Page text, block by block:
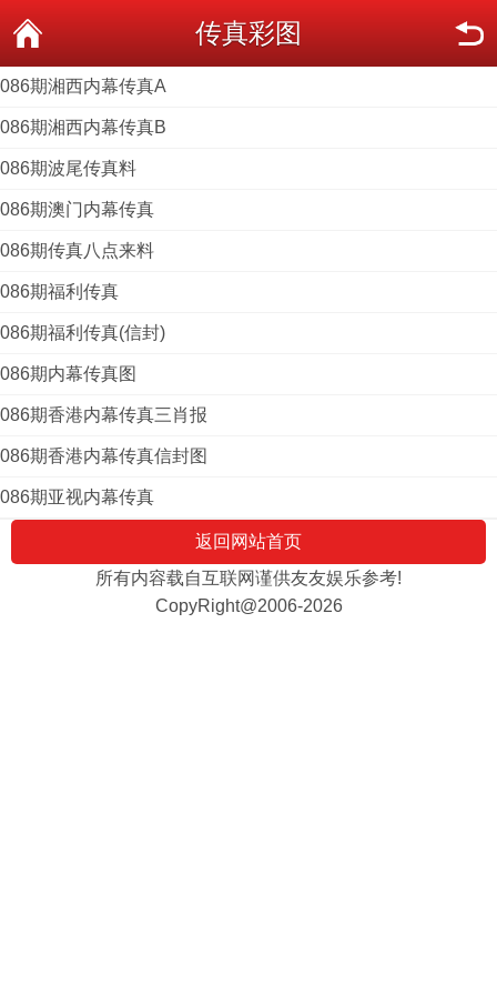
传真彩图
086期湘西内幕传真A
086期湘西内幕传真B
086期波尾传真料
086期澳门内幕传真
086期传真八点来料
086期福利传真
086期福利传真(信封)
086期内幕传真图
086期香港内幕传真三肖报
086期香港内幕传真信封图
086期亚视内幕传真
返回网站首页
所有内容载自互联网谨供友友娱乐参考!
CopyRight@2006-2026